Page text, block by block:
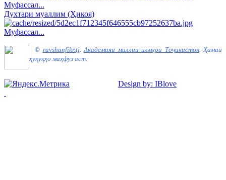
Муфассал...
Духтари муаллим (Ҳикоя)
Муфассал...
© ravshanfikr.tj.Академияи миллии илмҳои Тоҷикистон.Ҳамаи
ҳуқуқҳо маҳфуз аст.
Design by: IBlove